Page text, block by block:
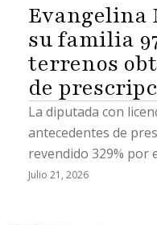
Evangelina
su familia
terrenos
de
La diputada con
antecedentes de
revendido 329% por
no apareció en su
Julio 21, 2026